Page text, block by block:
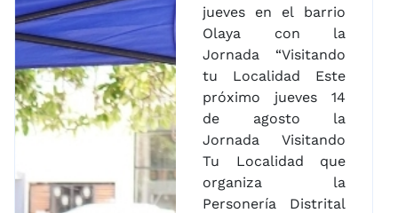
jueves en el barrio
Olaya con la
Jornada “Visitando
tu Localidad Este
próximo jueves 14
de agosto la
Jornada Visitando
Tu Localidad que
organiza la
Personería Distrital